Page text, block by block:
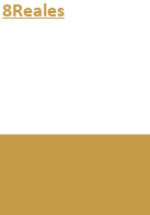
8Reales